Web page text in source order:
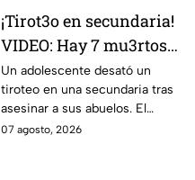
¡Tirot3o en secundaria!
VIDEO: Hay 7 mu3rtos y
30 heridos este viernes;
esto es lo que pasó
Un adolescente desató un
tiroteo en una secundaria tras
asesinar a sus abuelos. El
ataque dejó al menos 7
07 agosto, 2026